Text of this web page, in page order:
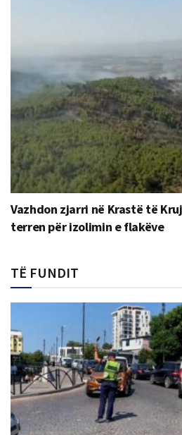
Vazhdon zjarri në Krastë të
terren për izolimin e flakëve
TË FUNDIT